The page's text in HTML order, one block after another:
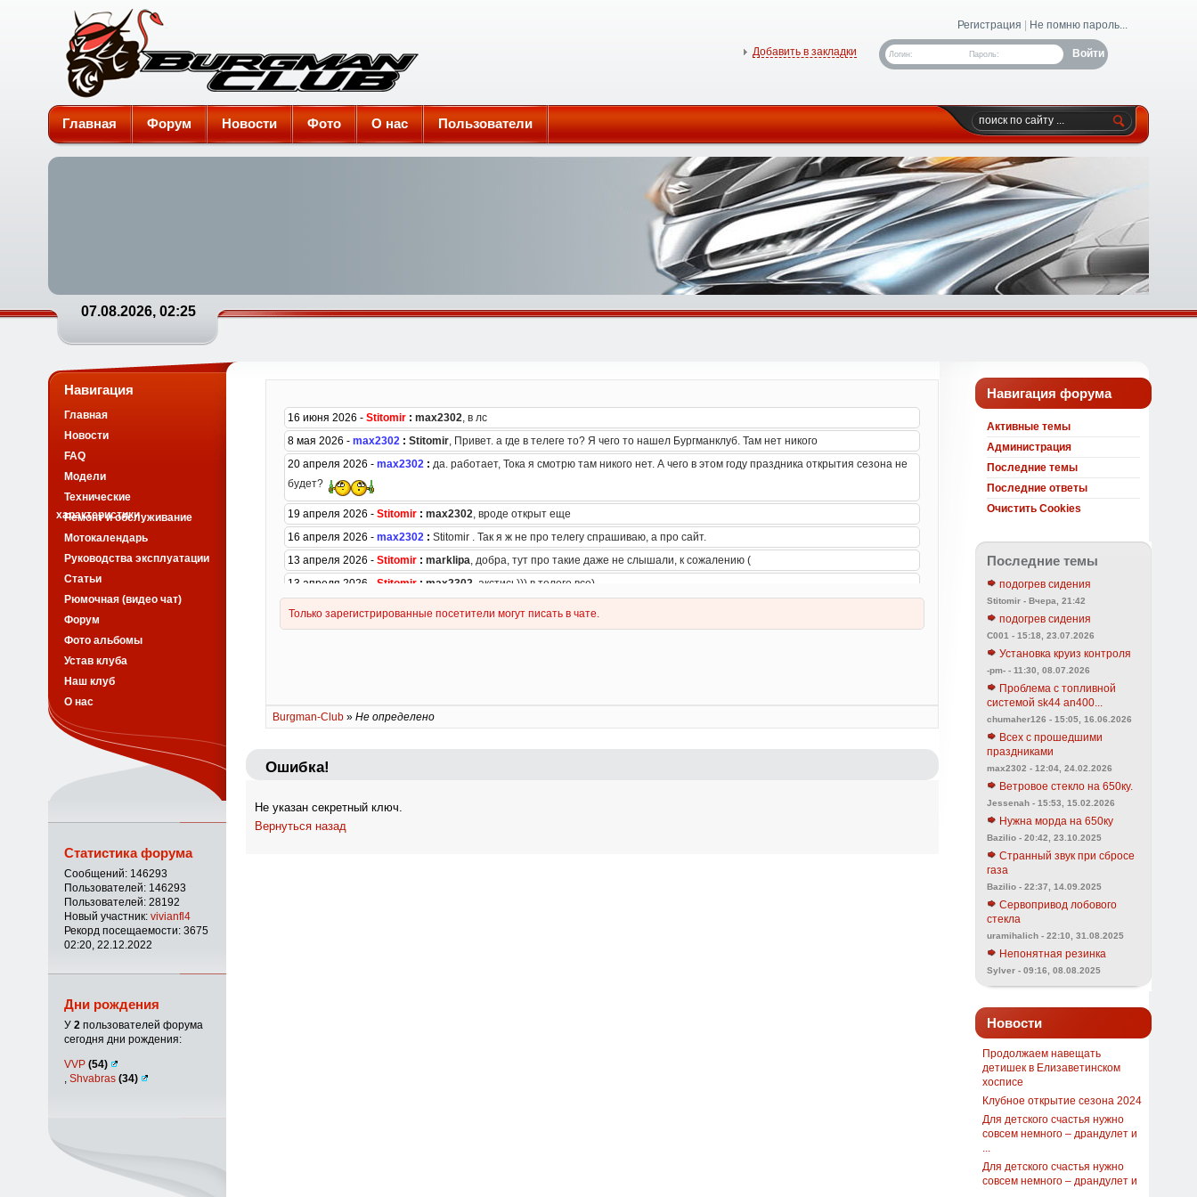
Burgman-Club
Регистрация Не помню пароль...
Логин: Пароль:
Добавить в закладки
Главная Форум Новости Фото О нас Пользователи
07.08.2026, 02:25
Burgman-Club» Не определено
Ошибка!
Не указан секретный ключ.
Вернуться назад
Навигация форума
Активные темы
Администрация
Последние темы
Последние ответы
Очистить Cookies
Последние темы
подогрев сидения
Stitomir - Вчера, 21:42
подогрев сидения
C001 - 15:18, 23.07.2026
Установка круиз контроля
-pm- - 11:30, 08.07.2026
Проблема с топливной
системой sk44 an400...
chumaher126 - 15:05, 16.06.2026
Всех с прошедшими
праздниками
max2302 - 12:04, 24.02.2026
Ветровое стекло на 650ку.
Jessenah - 15:53, 15.02.2026
Нужна морда на 650ку
Bazilio - 20:42, 23.10.2025
Странный звук при сбросе
газа
Bazilio - 22:37, 14.09.2025
Сервопривод лобового
стекла
uramihalich - 22:10, 31.08.2025
Непонятная резинка
Sylver - 09:16, 08.08.2025
Новости
Продолжаем навещать
детишек в Елизаветинском
хосписе
Клубное открытие сезона 2024
Для детского счастья нужно
совсем немного – драндулет и
Для детского счастья нужно
совсем немного – драндулет и
Навигация
Главная
Новости
FAQ
Модели
Технические
характеристики
Ремонт и обслуживание
Мотокалендарь
Руководства эксплуатации
Статьи
Рюмочная (видео чат)
Форум
Фото альбомы
Устав клуба
Наш клуб
О нас
Статистика форума
Сообщений: 146293
Пользователей: 146293
Пользователей: 28192
Новый участник: vivianfl4
Рекорд посещаемости: 3675
02:20, 22.12.2022
Дни рождения
У 2пользователей форума
сегодня дни рождения:
VVP (54)
Shvabras (34)